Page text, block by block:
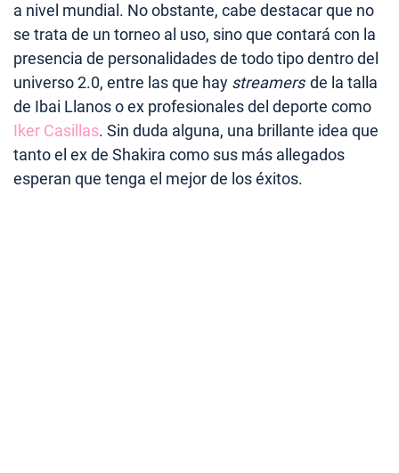
a nivel mundial. No obstante, cabe destacar que no
se trata de un torneo al uso, sino que contará con la
presencia de personalidades de todo tipo dentro del
universo 2.0, entre las que hay streamers de la talla
de Ibai Llanos o ex profesionales del deporte como
Iker Casillas. Sin duda alguna, una brillante idea que
tanto el ex de Shakira como sus más allegados
esperan que tenga el mejor de los éxitos.